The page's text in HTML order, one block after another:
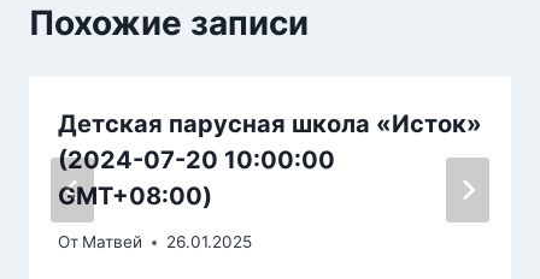
Похожие записи
Детская парусная школа «Исток»
(2024-07-20 10:00:00
GMT+08:00)
От Матвей 26.01.2025